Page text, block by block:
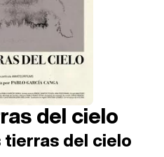
del cielo
tierras del cielo